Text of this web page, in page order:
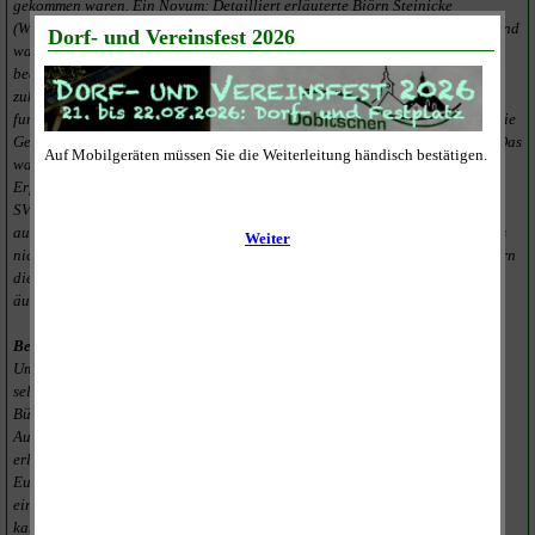
gekommen waren. Ein Novum: Detailliert erläuterte Björn Steinicke
(Wählergemeinschaft Freiwillige Feuerwehr Dobitschen) das Zahlenwerk und
warum der Gemeinderat seine Entscheidungen getroffen habe. Zum anderen
bedeutet das aber auch, dass höhere „Belastungen auf jeden einzelnen
zukommen“, so Steinicke. Denn die Gemeinde muss sparen, und das
funktioniert nur bei den freiwilligen Leistungen, bedeutet aber auch, dass die
Gemeinde ihre Einnahmen erhöhen muss, etwa durch Steuererhöhungen. „Das
war unvermeidbar, um die Entscheidung über unsere Gemeinde nicht an
Erfurt abzugeben“, erklärte Steinicke. Daniel Schulze (Wählergemeinschaft
SV Eintracht Dobitschen), der nicht an der Sitzung teilnehmen konnte, ließ
ausrichten, dass diese „solidarischen Steuererhöhungen“ durch „durch uns
nicht zu verantwortende Umstände“ nötig seien. Obwohl Franke den Bürgern
die Gelegenheit einräumte, Fragen zu stellen und sich zu den Plänen zu
äußern, gab es keinen Widerstand.
Begrüßungsgeld ist ab sofort gestrichen
Um mit gutem Beispiel voranzugehen, hat der Gemeinderat auch bei sich
selbst nach Einsparpotenzial gesucht. Und ist fündig geworden.
Bürgermeister und Ratsmitglieder reduzieren die ihnen zustehende
Aufwandsentschädigung erheblich. „Wir gehen damit an das gesetzlich
erlaubte Minimum heran“, sagt Franke. Im Gegensatz zu 2015, als 10.000
Euro ausgezahlt wurden, sollen es in diesem Jahr nur 2.940 Euro sein. Auch
ein Fahrtenbuch würde keiner der gewählten Vertreter führen. „Denn wie
kann man von den Bürgern etwas verlangen, ohne bei sich selbst